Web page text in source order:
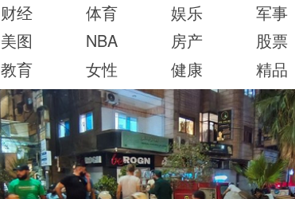
财经 体育 娱乐 军事
美图 NBA 房产 股票
教育 女性 健康 精品